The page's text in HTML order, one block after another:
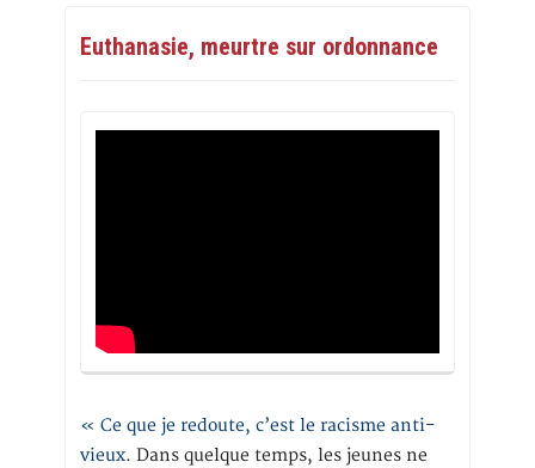
Euthanasie, meurtre sur ordonnance
« Ce que je redoute, c’est le racisme anti-
vieux. Dans quelque temps, les jeunes ne